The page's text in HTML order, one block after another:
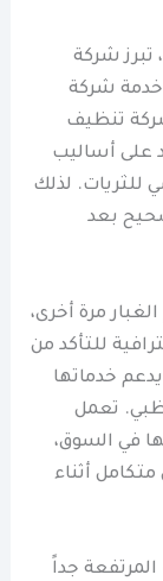
تبرز شركة
خدمة شركة
تنظيف
على أساليب
لذلك
بعد
مرة أخرى،
للتأكد من
خدماتها
تعمل
في السوق،
أثناء
جداً